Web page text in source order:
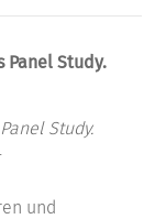
Study.
Study.
und